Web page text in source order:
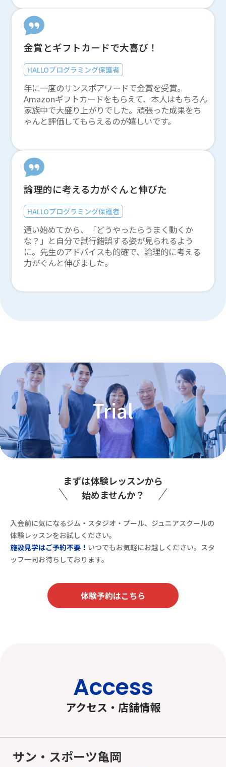
金賞とギフトカードで大喜び！
HALLOプログラミング保護者
年に一度のサンスポアワードで金賞を受賞。
Amazonギフトカードをもらえて、本人はもちろん
家族中で大盛り上がりでした。頑張った成果をち
ゃんと評価してもらえるのが嬉しいです。
論理的に考える力がぐんと伸びた
HALLOプログラミング保護者
通い始めてから、「どうやったらうまく動くか
な？」と自分で試行錯誤する姿が見られるよう
に。先生のアドバイスも的確で、論理的に考える
力がぐんと伸びました。
Trial
まずは体験レッスンから
始めませんか？
入会前に気になるジム・スタジオ・プール、ジュニアスクールの
体験レッスンをお試しください。
施設見学はご予約不要！ いつでもお気軽にお越しください。スタ
ッフ一同お待ちしております。
体験予約はこちら
Access
アクセス・店舗情報
サン・スポーツ亀岡